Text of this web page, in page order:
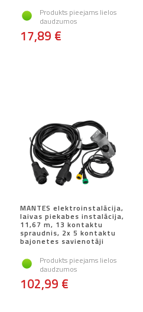
Produkts pieejams lielos
daudzumos
17,89 €
MANTES elektroinstalācija,
laivas piekabes instalācija,
11,67 m, 13 kontaktu
spraudnis, 2x 5 kontaktu
bajonetes savienotāji
Produkts pieejams lielos
daudzumos
102,99 €